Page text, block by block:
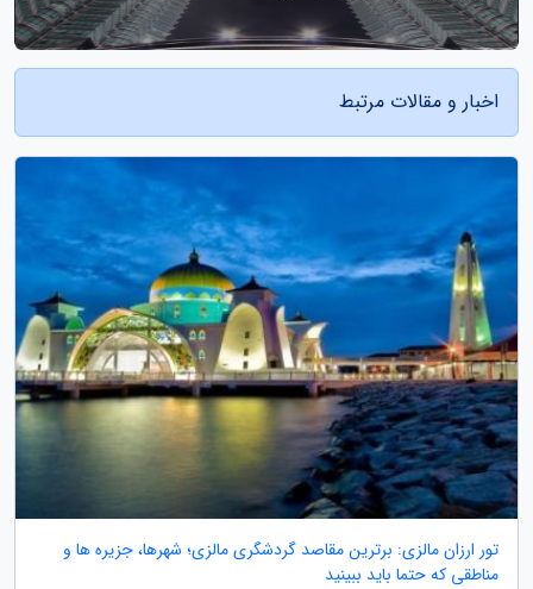
اخبار و مقالات مرتبط
تور ارزان مالزی: برترین مقاصد گردشگری مالزی؛ شهرها، جزیره ها و
مناطقی که حتما باید ببینید